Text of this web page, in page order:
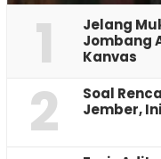
1
Jelang
Jombang
Kanvas
2
‎Soal
Jember,